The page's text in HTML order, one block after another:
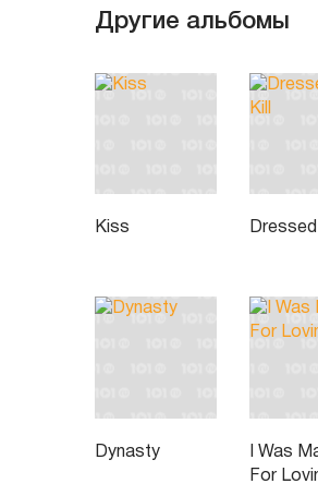
Другие альбомы
Kiss Dressed
Dynasty
I Was
For